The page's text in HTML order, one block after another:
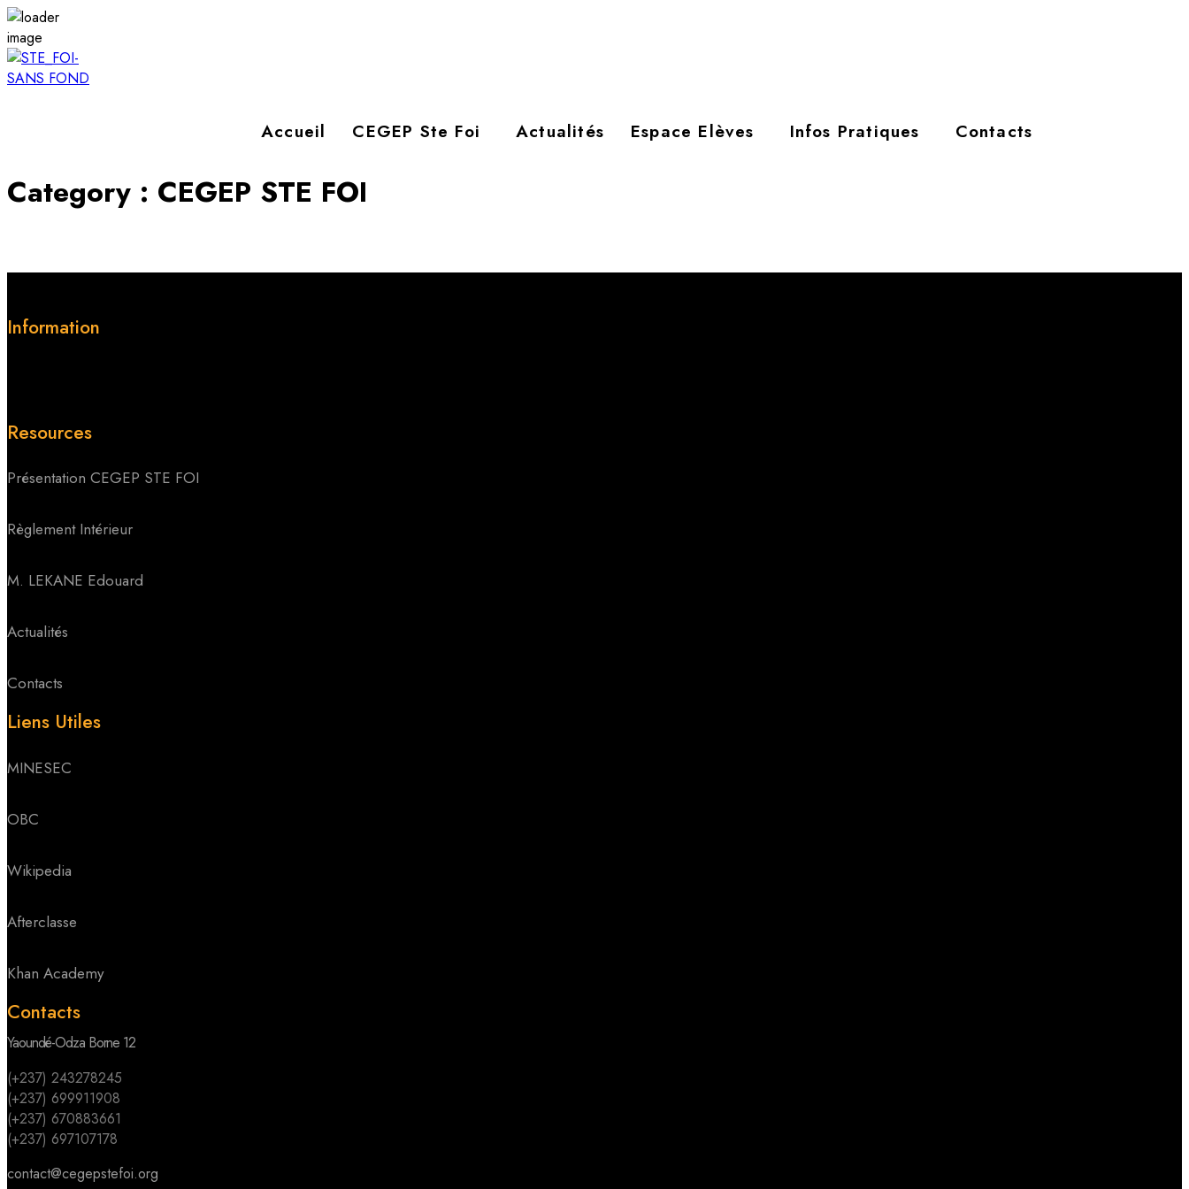
Accueil CEGEP Ste Foi Actualités Espace Elèves Infos Pratiques Contacts
Category : CEGEP STE FOI
Information
Resources
Présentation CEGEP STE FOI
Règlement Intérieur
M. LEKANE Edouard
Actualités
Contacts
Liens Utiles
MINESEC
OBC
Wikipedia
Afterclasse
Khan Academy
Contacts
Yaoundé-Odza Borne 12
(+237) 243278245
(+237) 699911908
(+237) 670883661
(+237) 697107178
contact@cegepstefoi.org